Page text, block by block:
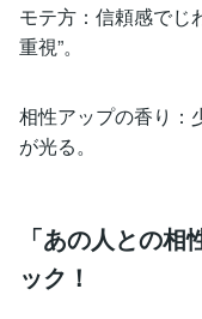
モテ方：信頼感でじ
重視”。
相性アップの香り：
が光る。
「あの人との
ック！